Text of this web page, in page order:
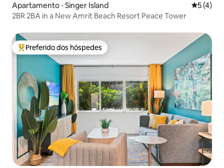
Apartamento ⋅ Singer Island 5 de
5 (4)
2BR 2BA in a New Amrit Beach Resort Peace Tower
Entre os melhores preferidos dos hóspedes
Preferido dos hóspedes